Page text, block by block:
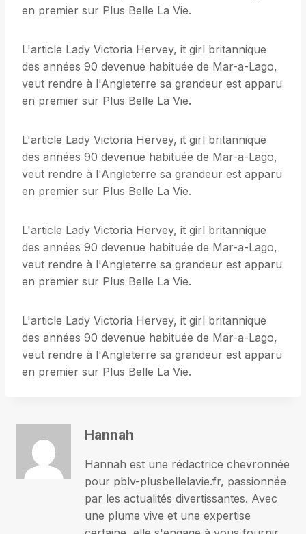
en premier sur Plus Belle La Vie.
L'article Lady Victoria Hervey, it girl britannique
des années 90 devenue habituée de Mar-a-Lago,
veut rendre à l'Angleterre sa grandeur est apparu
en premier sur Plus Belle La Vie.
L'article Lady Victoria Hervey, it girl britannique
des années 90 devenue habituée de Mar-a-Lago,
veut rendre à l'Angleterre sa grandeur est apparu
en premier sur Plus Belle La Vie.
L'article Lady Victoria Hervey, it girl britannique
des années 90 devenue habituée de Mar-a-Lago,
veut rendre à l'Angleterre sa grandeur est apparu
en premier sur Plus Belle La Vie.
L'article Lady Victoria Hervey, it girl britannique
des années 90 devenue habituée de Mar-a-Lago,
veut rendre à l'Angleterre sa grandeur est apparu
en premier sur Plus Belle La Vie.
Hannah
Hannah est une rédactrice chevronnée
pour pblv-plusbellelavie.fr, passionnée
par les actualités divertissantes. Avec
une plume vive et une expertise